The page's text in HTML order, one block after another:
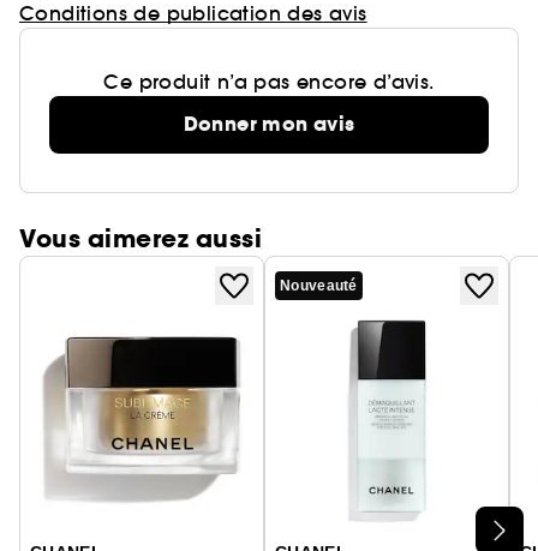
Conditions de publication des avis
Ce produit n’a pas encore d’avis.
Donner mon avis
Vous aimerez aussi
Nouveauté